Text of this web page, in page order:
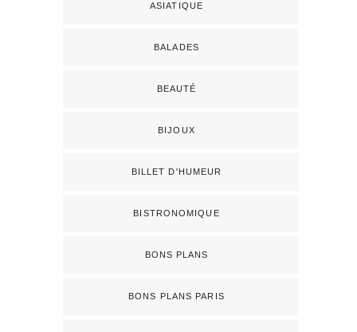
ASIATIQUE
BALADES
BEAUTÉ
BIJOUX
BILLET D'HUMEUR
BISTRONOMIQUE
BONS PLANS
BONS PLANS PARIS